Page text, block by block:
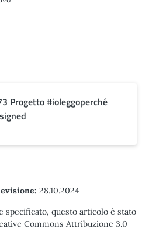
Progetto #ioleggoperché
28.10.2024
specificato, questo articolo è stato
Commons Attribuzione 3.0